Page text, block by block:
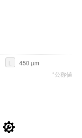
L
450 µm
*公称値